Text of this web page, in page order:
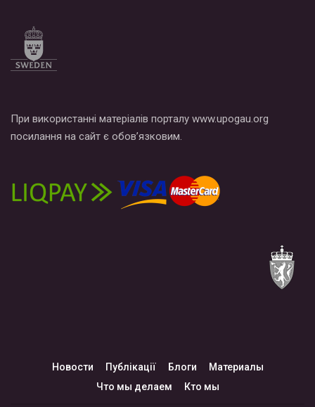
При використанні матеріалів порталу www.upogau.org
посилання на сайт є обов’язковим.
Новости Публікації Блоги
Материалы
Что мы делаем
Кто мы